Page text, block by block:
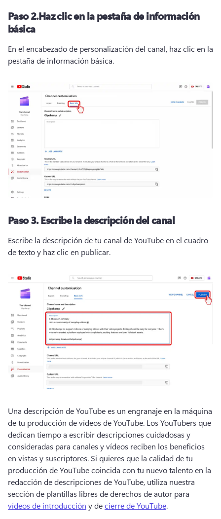
Paso 2.Haz clic en la pestaña de información
básica
En el encabezado de personalización del canal, haz clic en la
pestaña de información básica.
Paso 3.Escribe la descripción del canal
Escribe la descripción de tu canal de YouTube en el cuadro
de texto y haz clic en publicar.
Una descripción de YouTube es un engranaje en la máquina
de tu producción de vídeos de YouTube. Los YouTubers que
dedican tiempo a escribir descripciones cuidadosas y
consideradas para canales y vídeos reciben los beneficios
en vistas y suscriptores. Si quieres que la calidad de tu
producción de YouTube coincida con tu nuevo talento en la
redacción de descripciones de YouTube, utiliza nuestra
sección de plantillas libres de derechos de autor para
vídeos de introducción y de cierre de YouTube.